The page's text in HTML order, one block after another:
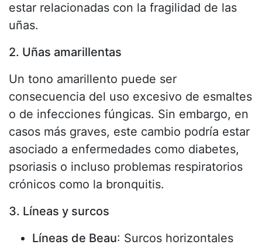
estar relacionadas con la fragilidad de las
uñas.
2. Uñas amarillentas
Un tono amarillento puede ser
consecuencia del uso excesivo de esmaltes
o de infecciones fúngicas. Sin embargo, en
casos más graves, este cambio podría estar
asociado a enfermedades como diabetes,
psoriasis o incluso problemas respiratorios
crónicos como la bronquitis.
3. Líneas y surcos
Líneas de Beau: Surcos horizontales